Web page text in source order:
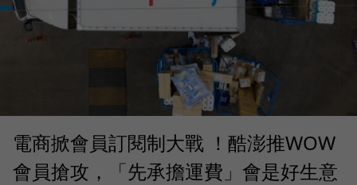
電商掀會員訂閱制大戰 ！酷澎推WOW
會員搶攻，「先承擔運費」會是好生意